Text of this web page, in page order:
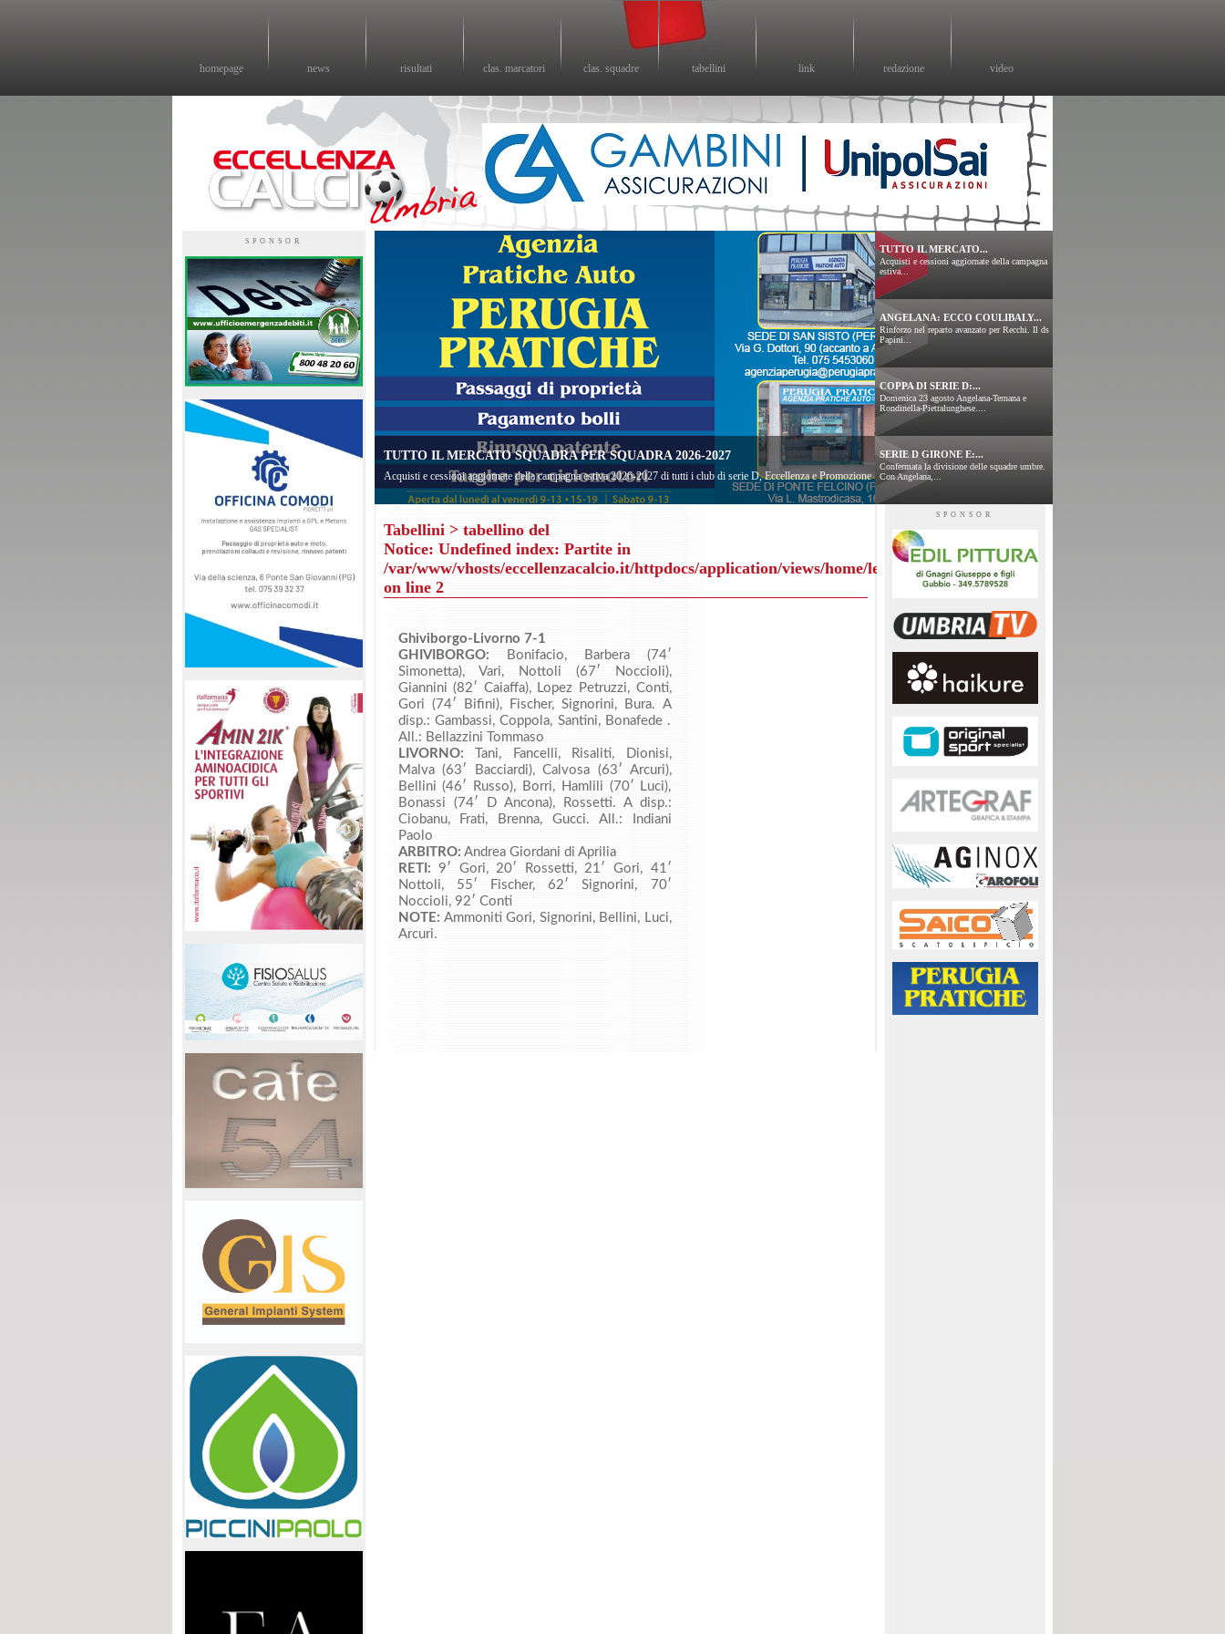
homepage news risultati clas. marcatori clas. squadre tabellini link redazione video
SPONSOR
TUTTO IL MERCATO SQUADRA PER SQUADRA 2026-2027
Acquisti e cessioni aggiornate della campagna estiva 2026-2027 di tutti i club di serie D, Eccellenza e Promozione
TUTTO IL MERCATO...
Acquisti e cessioni aggiornate della campagna
estiva...
ANGELANA: ECCO COULIBALY...
Rinforzo nel reparto avanzato per Recchi. Il ds
Papini...
COPPA DI SERIE D:...
Domenica 23 agosto Angelana-Ternana e
Rondinella-Pietralunghese....
SERIE D GIRONE E:...
Confermata la divisione delle squadre umbre.
Con Angelana,...
Tabellini > tabellino del
Notice: Undefined index: Partite in
/var/www/vhosts/eccellenzacalcio.it/httpdocs/application/views/home/leggitabellini.php
on line 2
Ghiviborgo-Livorno 7-1
GHIVIBORGO:
Bonifacio, Barbera (74′
Simonetta), Vari, Nottoli (67′ Noccioli),
Giannini (82′ Caiaffa), Lopez Petruzzi, Conti,
Gori (74′ Bifini), Fischer, Signorini, Bura. A
disp.: Gambassi, Coppola, Santini, Bonafede .
All.: Bellazzini Tommaso
LIVORNO:
Tani, Fancelli, Risaliti, Dionisi,
Malva (63′ Bacciardi), Calvosa (63′ Arcuri),
Bellini (46′ Russo), Borri, Hamlili (70′ Luci),
Bonassi (74′ D Ancona), Rossetti. A disp.:
Ciobanu, Frati, Brenna, Gucci. All.: Indiani
Paolo
ARBITRO: Andrea Giordani di Aprilia
RETI: 9′ Gori, 20′ Rossetti, 21′ Gori, 41′
Nottoli, 55′ Fischer, 62′ Signorini, 70′
Noccioli, 92′ Conti
NOTE: Ammoniti Gori, Signorini, Bellini, Luci,
Arcuri.
SPONSOR